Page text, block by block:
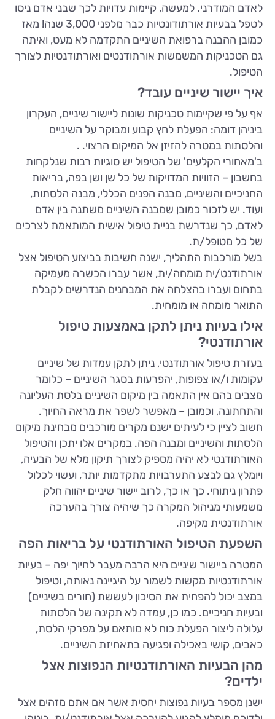
לאדם המודרני. למעשה, קיימות עדויות לכך שבני אדם ניסו
לטפל בבעיות אורתודונטיות כבר מלפני 3,000 שנה! מאז
כמובן ההבנה ברפואת השיניים התקדמה לא מעט, ואיתה
גם הטכניקות המשמשות אורתודנטים ואורתודנטיות לצורך
הטיפול.
איך יישור שיניים עובד?
אף על פי שקיימות טכניקות שונות ליישור שיניים, העקרון
ביניהן דומה: הפעלת לחץ קבוע ומבוקר על השיניים
והלסתות במטרה להזיזן אל המיקום הרצוי. .
ב'מאחורי הקלעים' של הטיפול יש סוגיות רבות שנלקחות
בחשבון – הזוויות המדויקות של כל שן ושן בפה, בריאות
החניכיים והשיניים, מבנה הפנים הכללי, מבנה הלסתות,
ועוד. יש לזכור כמובן שמבנה השיניים משתנה בין אדם
לאדם, כך שנדרשת בניית טיפול אישית המותאמת לצרכים
של כל מטופל/ת.
בשל מורכבות התהליך, ישנה חשיבות בביצוע הטיפול אצל
אורתודנט/ית מומחה/ית, אשר עברו הכשרה מעמיקה
בתחום ועברו בהצלחה את המבחנים הנדרשים לקבלת
התואר מומחה או מומחית.
אילו בעיות ניתן לתקן באמצעות טיפול
אורתודנטי?
בעזרת טיפול אורתודנטי, ניתן לתקן עמדות של שיניים
עקומות ו/או צפופות, יהפרעות בסגר השיניים – כלומר
מצבים בהם אין התאמה בין מיקום השיניים בלסת העליונה
והתחתונה, וכמובן – מאפשר לשפר את מראה החיוך.
חשוב לציין כי לעיתים ישנם מקרים מורכבים מבחינת מיקום
הלסתות והשיניים ומבנה הפה. במקרים אלו יתכן והטיפול
האורתודנטי לא יהיה מספיק לצורך תיקון מלא של הבעיה,
ויומלץ גם לבצע התערבויות מתקדמות יותר, ועשוי לכלול
פתרון ניתוחי. כך או כך, לרוב יישור שיניים יהווה חלק
משמעותי מניהול המקרה כך שיהיה צורך בהערכה
אורתודנטית מקיפה.
השפעת הטיפול האורתודנטי על בריאות הפה
המטרה ביישור שיניים היא הרבה מעבר לחיוך יפה – בעיות
אורתודנטיות מקשות לשמור על היגיינה נאותה, וטיפול
במצב יכול להפחית את הסיכון לעששת (חורים בשיניים)
ובעיות חניכיים. כמו כן, עמדה לא תקינה של הלסתות
עלולה ליצור הפעלת כוח לא מותאם על מפרקי הלסת,
כאבים, קושי באכילה ופגיעה בתאחיזת השיניים.
מהן הבעיות האורתודנטיות הנפוצות אצל
ילדים?
ישנן מספר בעיות נפוצות יחסית אשר אם אתם מזהים אצל